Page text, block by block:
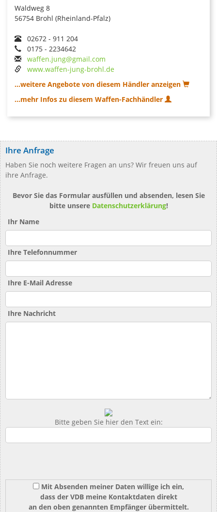
Waldweg 8
56754 Brohl (Rheinland-Pfalz)
02672 - 911 204
0175 - 2234642
waffen.jung@gmail.com
www.waffen-jung-brohl.de
...weitere Angebote von diesem Händler anzeigen
...mehr Infos zu diesem Waffen-Fachhändler
Ihre Anfrage
Haben Sie noch weitere Fragen an uns? Wir freuen uns auf
ihre Anfrage.
Bevor Sie das Formular ausfüllen und absenden, lesen Sie
bitte unsere Datenschutzerklärung!
Ihr Name
Ihre Telefonnummer
Ihre E-Mail Adresse
Ihre Nachricht
Bitte geben Sie hier den Text ein:
Mit Absenden meiner Daten willige ich ein,
dass der VDB meine Kontaktdaten direkt
an den oben genannten Empfänger übermittelt.